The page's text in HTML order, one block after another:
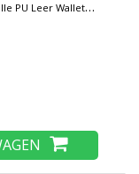
PU Leer Wallet